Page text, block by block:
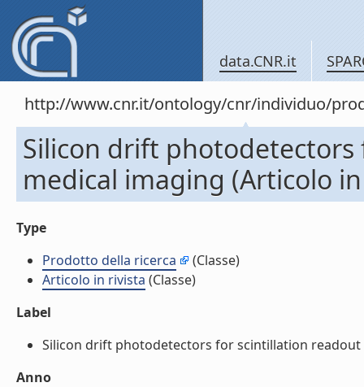
data.CNR.it
http://www.cnr.it/ontology/cnr/individuo/
Silicon drift
medical imaging (Articolo
Type
Prodotto della ricerca
(Classe)
Articolo in rivista (Classe)
Label
Silicon drift photodetectors for scintillation
Anno